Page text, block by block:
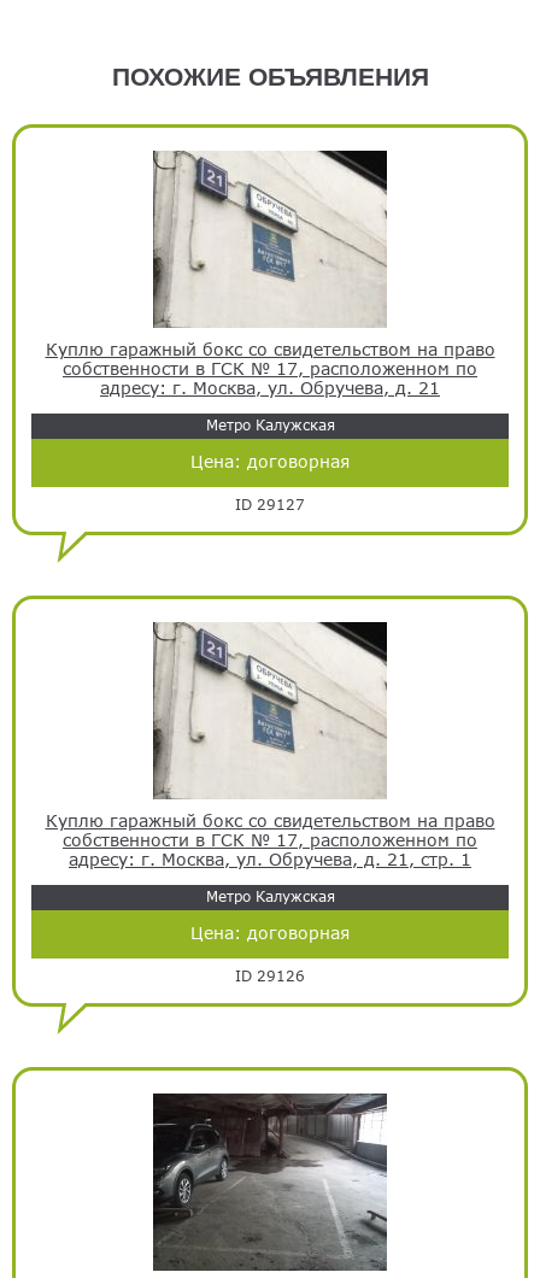
ПОХОЖИЕ ОБЪЯВЛЕНИЯ
Куплю гаражный бокс со свидетельством на право
собственности в ГСК № 17, расположенном по
адресу: г. Москва, ул. Обручева, д. 21
Метро Калужская
Цена: договорная
ID 29127
Куплю гаражный бокс со свидетельством на право
собственности в ГСК № 17, расположенном по
адресу: г. Москва, ул. Обручева, д. 21, стр. 1
Метро Калужская
Цена: договорная
ID 29126